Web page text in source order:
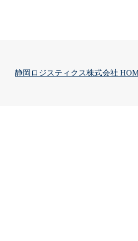
静岡ロジスティクス株式会社